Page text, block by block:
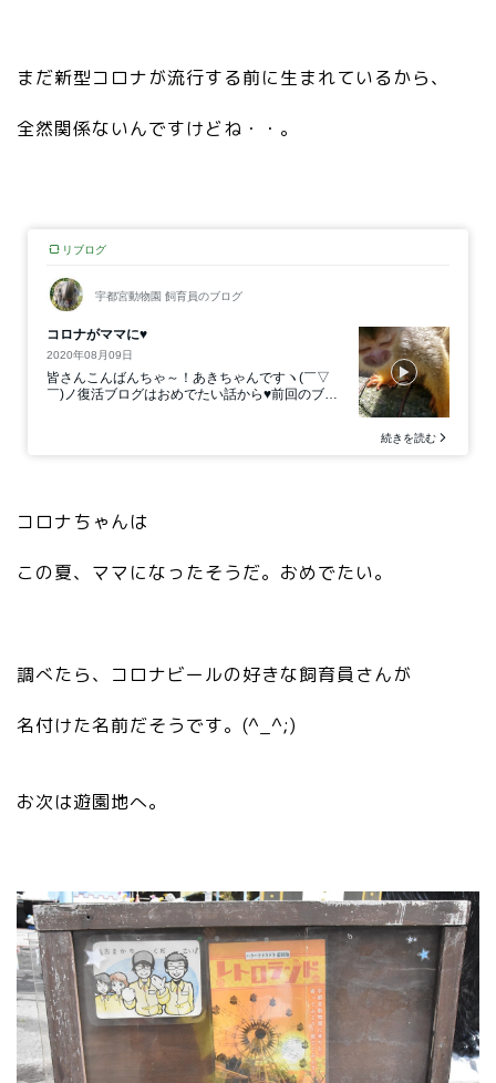
まだ新型コロナが流行する前に生まれているから、
全然関係ないんですけどね・・。
コロナちゃんは
この夏、ママになったそうだ。おめでたい。
調べたら、コロナビールの好きな飼育員さんが
名付けた名前だそうです。(^_^;)
お次は遊園地へ。